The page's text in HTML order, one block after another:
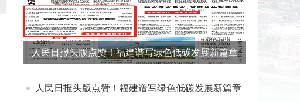
人民日报头版点赞！福建谱写绿色低碳发展新篇章
人民日报头版点赞！福建谱写绿色低碳发展新篇章